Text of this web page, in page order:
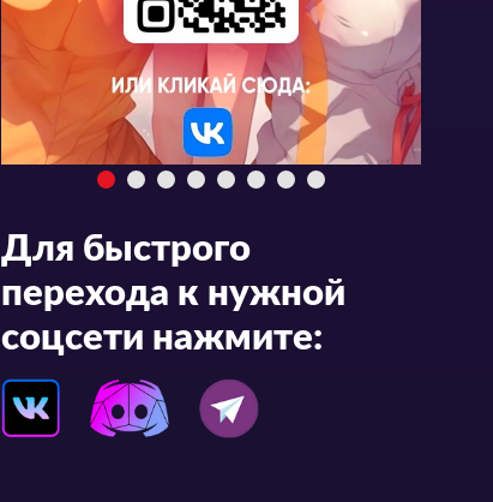
Для быстрого
перехода к нужной
соцсети нажмите: